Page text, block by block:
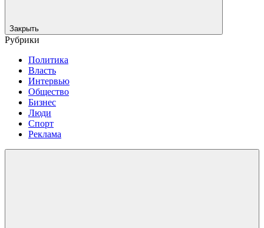
Закрыть
Рубрики
Политика
Власть
Интервью
Общество
Бизнес
Люди
Спорт
Реклама